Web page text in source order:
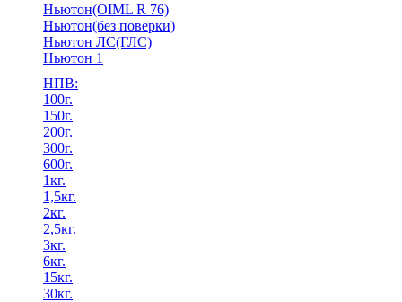
Ньютон(OIML R 76)
Ньютон(без поверки)
Ньютон ЛС(ГЛС)
Ньютон 1
НПВ:
100г.
150г.
200г.
300г.
600г.
1кг.
1,5кг.
2кг.
2,5кг.
3кг.
6кг.
15кг.
30кг.